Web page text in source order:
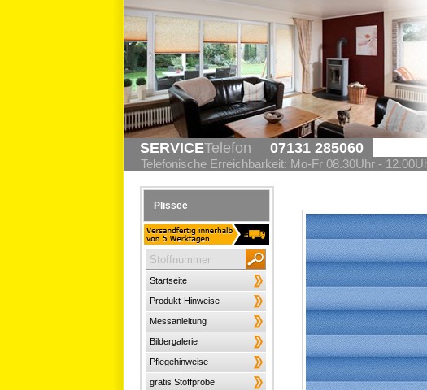
SERVICETelefon 07131 285060
Telefonische Erreichbarkeit: Mo-Fr 08.30Uhr -
Plissee
Startseite
Produkt-Hinweise
Messanleitung
Bildergalerie
Pflegehinweise
gratis Stoffprobe